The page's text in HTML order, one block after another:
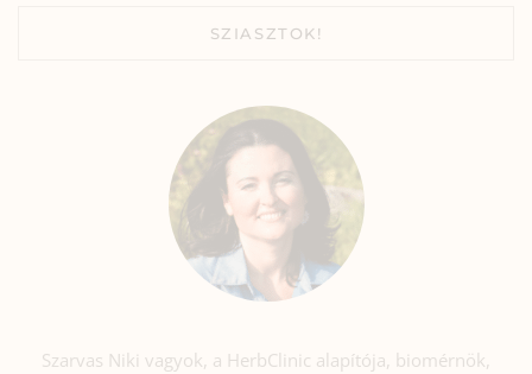
SZIASZTOK!
Szarvas Niki vagyok, a HerbClinic alapítója, biomérnök,